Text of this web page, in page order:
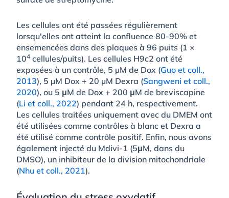
Les cellules ont été passées régulièrement
lorsqu'elles ont atteint la confluence 80-90% et
ensemencées dans des plaques à 96 puits (1 ×
104 cellules/puits). Les cellules H9c2 ont été
exposées à un contrôle, 5 µM de Dox (Guo et coll.,
2013), 5 µM Dox + 20 µM Dexra (Sangweni et coll.,
2020), ou 5 μM de Dox + 200 μM de breviscapine
(Li et coll., 2022) pendant 24 h, respectivement.
Les cellules traitées uniquement avec du DMEM ont
été utilisées comme contrôles à blanc et Dexra a
été utilisé comme contrôle positif. Enfin, nous avons
également injecté du Mdivi-1 (5μM, dans du
DMSO), un inhibiteur de la division mitochondriale
(Nhu et coll., 2021).